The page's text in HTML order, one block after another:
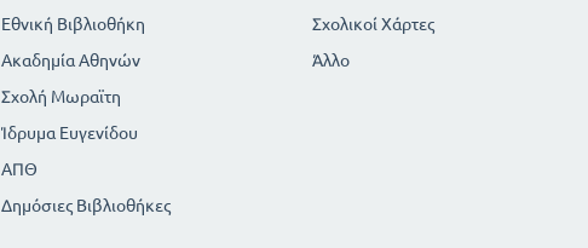
Εθνική Βιβλιοθήκη
Ακαδημία Αθηνών
Σχολή Μωραϊτη
Ίδρυμα Ευγενίδου
ΑΠΘ
Δημόσιες Βιβλιοθήκες
Σχολικοί Χάρτες
Άλλο